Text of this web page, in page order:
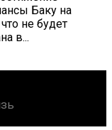
Баку на
не будет
в...